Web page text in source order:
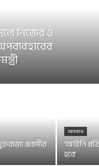
নিজের ও
প্রবাসীর
অপরাধ
‘আইনি
হবে’